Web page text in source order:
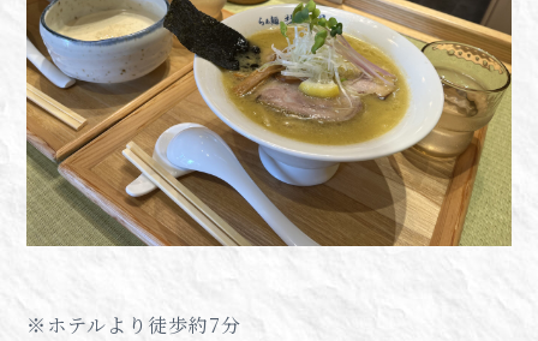
※ホテルより徒歩約7分